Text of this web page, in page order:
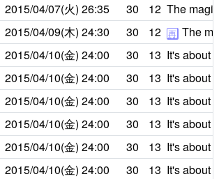
2015/04/07(火) 26:35 30 12 The
2015/04/09(木) 24:30 30 12 再 The
2015/04/10(金) 24:00 30 13 It's about
2015/04/10(金) 24:00 30 13 It's about
2015/04/10(金) 24:00 30 13 It's about
2015/04/10(金) 24:00 30 13 It's about
2015/04/10(金) 24:00 30 13 It's about
2015/04/10(金) 24:00 30 13 It's about